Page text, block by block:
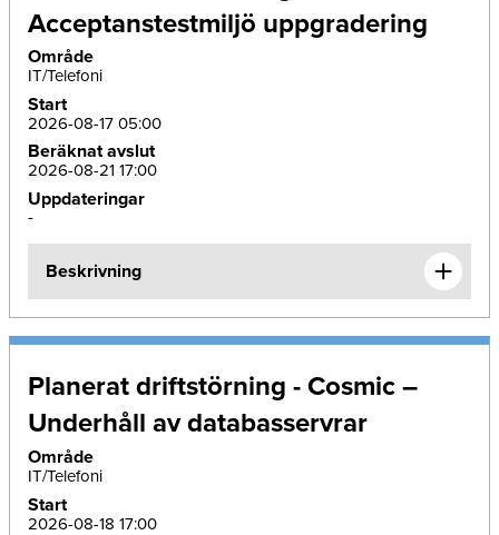
Acceptanstestmiljö uppgradering
Område
IT/Telefoni
Start
2026-08-17 05:00
Beräknat avslut
2026-08-21 17:00
Uppdateringar
-
Beskrivning
Planerat driftstörning - Cosmic –
Underhåll av databasservrar
Område
IT/Telefoni
Start
2026-08-18 17:00